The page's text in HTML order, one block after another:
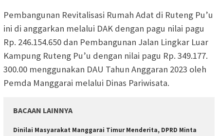
Pembangunan Revitalisasi Rumah Adat di Ruteng Pu’u
ini di anggarkan melalui DAK dengan pagu nilai pagu
Rp. 246.154.650 dan Pembangunan Jalan Lingkar Luar
Kampung Ruteng Pu’u dengan nilai pagu Rp. 349.177.
300.00 menggunakan DAU Tahun Anggaran 2023 oleh
Pemda Manggarai melalui Dinas Pariwisata.
BACAAN LAINNYA
Dinilai Masyarakat Manggarai Timur Menderita, DPRD Minta